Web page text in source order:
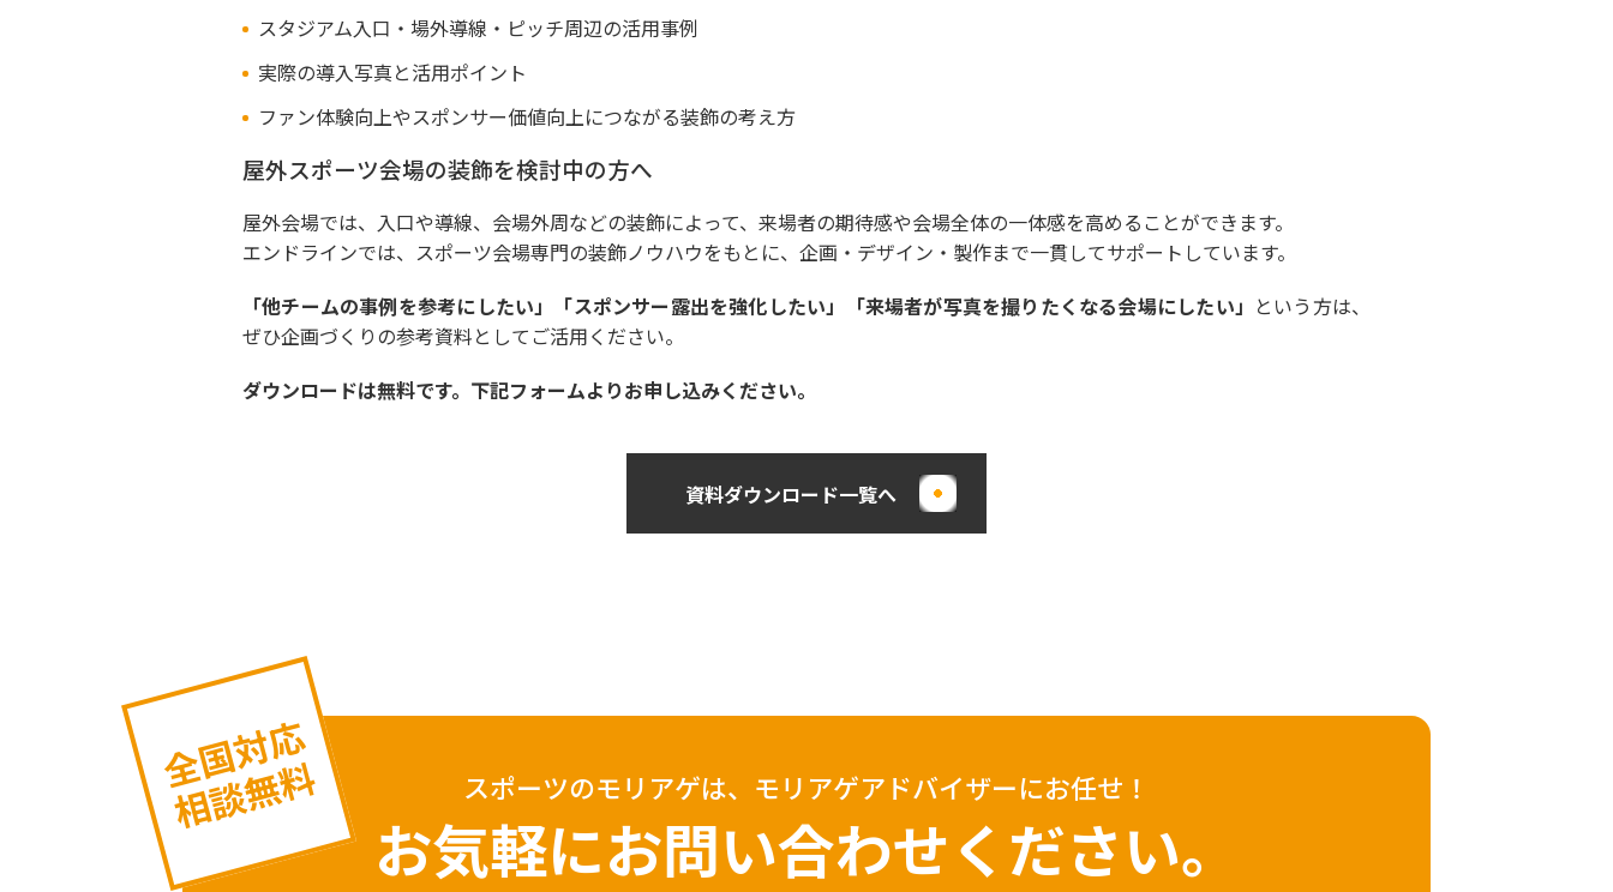
スタジアム入口・場外導線・ピッチ周辺の活用事例
実際の導入写真と活用ポイント
ファン体験向上やスポンサー価値向上につながる装飾の考え方
屋外スポーツ会場の装飾を検討中の方へ
屋外会場では、入口や導線、会場外周などの装飾によって、来場者の期待感や会場全体の一体感を高めることができます。
エンドラインでは、スポーツ会場専門の装飾ノウハウをもとに、企画・デザイン・製作まで一貫してサポートしています。
「他チームの事例を参考にしたい」「スポンサー露出を強化したい」「来場者が写真を撮りたくなる会場にしたい」 という方は、
ぜひ企画づくりの参考資料としてご活用ください。
ダウンロードは無料です。下記フォームよりお申し込みください。
資料ダウンロード一覧へ
全国対応
相談無料 スポーツのモリアゲは、 モリアゲアドバイザーにお任せ！
お気軽にお問い合わせください。